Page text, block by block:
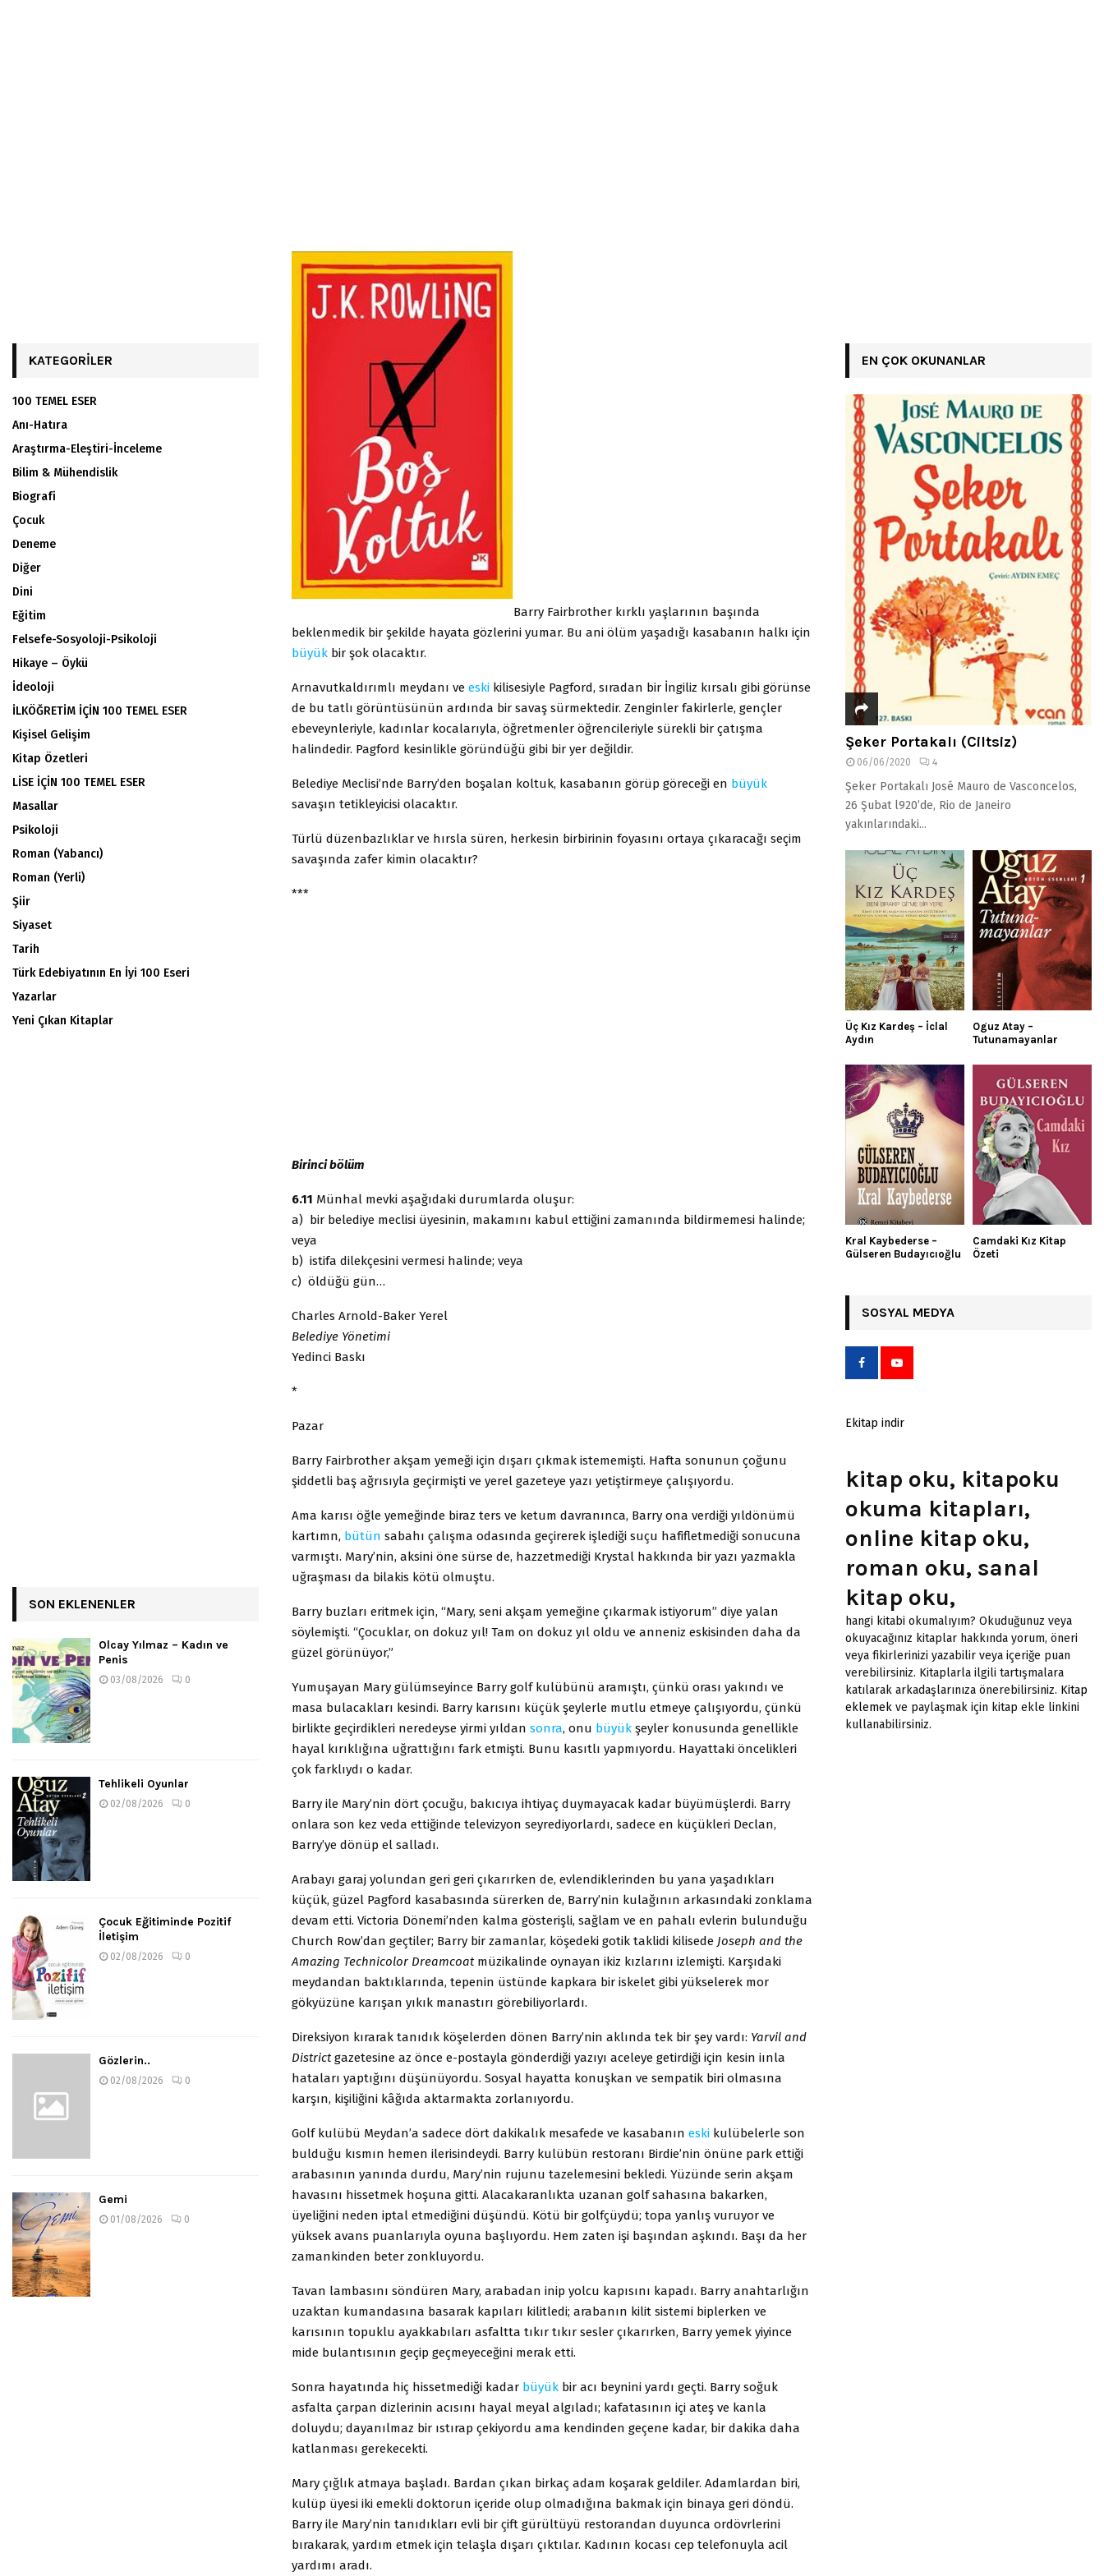
Barry Fairbrother kırklı yaşlarının başında
beklenmedik bir şekilde hayata gözlerini yumar. Bu ani ölüm yaşadığı kasabanın halkı için
büyük bir şok olacaktır.
Arnavutkaldırımlı meydanı ve eski kilisesiyle Pagford, sıradan bir İngiliz kırsalı gibi görünse
de bu tatlı görüntüsünün ardında bir savaş sürmektedir. Zenginler fakirlerle, gençler
ebeveynleriyle, kadınlar kocalarıyla, öğretmenler öğrencileriyle sürekli bir çatışma
halindedir. Pagford kesinlikle göründüğü gibi bir yer değildir.
Belediye Meclisi’nde Barry’den boşalan koltuk, kasabanın görüp göreceği en büyük
savaşın tetikleyicisi olacaktır.
Türlü düzenbazlıklar ve hırsla süren, herkesin birbirinin foyasını ortaya çıkaracağı seçim
savaşında zafer kimin olacaktır?
***
Birinci bölüm
6.11 Münhal mevki aşağıdaki durumlarda oluşur:
a) bir belediye meclisi üyesinin, makamını kabul ettiğini zamanında bildirmemesi halinde;
veya
b) istifa dilekçesini vermesi halinde; veya
c) öldüğü gün…
Charles Arnold-Baker Yerel
Belediye Yönetimi
Yedinci Baskı
*
Pazar
Barry Fairbrother akşam yemeği için dışarı çıkmak istememişti. Hafta sonunun çoğunu
şiddetli baş ağrısıyla geçirmişti ve yerel gazeteye yazı yetiştirmeye çalışıyordu.
Ama karısı öğle yemeğinde biraz ters ve ketum davranınca, Barry ona verdiği yıldönümü
kartımn, bütün sabahı çalışma odasında geçirerek işlediği suçu hafifletmediği sonucuna
varmıştı. Mary’nin, aksini öne sürse de, hazzetmediği Krystal hakkında bir yazı yazmakla
uğraşması da bilakis kötü olmuştu.
Barry buzları eritmek için, “Mary, seni akşam yemeğine çıkarmak istiyorum” diye yalan
söylemişti. “Çocuklar, on dokuz yıl! Tam on dokuz yıl oldu ve anneniz eskisinden daha da
güzel görünüyor,”
Yumuşayan Mary gülümseyince Barry golf kulübünü aramıştı, çünkü orası yakındı ve
masa bulacakları kesindi. Barry karısını küçük şeylerle mutlu etmeye çalışıyordu, çünkü
birlikte geçirdikleri neredeyse yirmi yıldan sonra, onu büyük şeyler konusunda genellikle
hayal kırıklığına uğrattığını fark etmişti. Bunu kasıtlı yapmıyordu. Hayattaki öncelikleri
çok farklıydı o kadar.
Barry ile Mary’nin dört çocuğu, bakıcıya ihtiyaç duymayacak kadar büyümüşlerdi. Barry
onlara son kez veda ettiğinde televizyon seyrediyorlardı, sadece en küçükleri Declan,
Barry’ye dönüp el salladı.
Arabayı garaj yolundan geri geri çıkarırken de, evlendiklerinden bu yana yaşadıkları
küçük, güzel Pagford kasabasında sürerken de, Barry’nin kulağının arkasındaki zonklama
devam etti. Victoria Dönemi’nden kalma gösterişli, sağlam ve en pahalı evlerin bulunduğu
Church Row’dan geçtiler; Barry bir zamanlar, köşedeki gotik taklidi kilisede Joseph and the
Amazing Technicolor Dreamcoatmüzikalinde oynayan ikiz kızlarını izlemişti. Karşıdaki
meydandan baktıklarında, tepenin üstünde kapkara bir iskelet gibi yükselerek mor
gökyüzüne karışan yıkık manastırı görebiliyorlardı.
Direksiyon kırarak tanıdık köşelerden dönen Barry’nin aklında tek bir şey vardı: Yarvil and
Districtgazetesine az önce e-postayla gönderdiği yazıyı aceleye getirdiği için kesin iınla
hataları yaptığını düşünüyordu. Sosyal hayatta konuşkan ve sempatik biri olmasına
karşın, kişiliğini kâğıda aktarmakta zorlanıyordu.
Golf kulübü Meydan’a sadece dört dakikalık mesafede ve kasabanın eski kulübelerle son
bulduğu kısmın hemen ilerisindeydi. Barry kulübün restoranı Birdie’nin önüne park ettiği
arabasının yanında durdu, Mary’nin rujunu tazelemesini bekledi. Yüzünde serin akşam
havasını hissetmek hoşuna gitti. Alacakaranlıkta uzanan golf sahasına bakarken,
üyeliğini neden iptal etmediğini düşündü. Kötü bir golfçüydü; topa yanlış vuruyor ve
yüksek avans puanlarıyla oyuna başlıyordu. Hem zaten işi başından aşkındı. Başı da her
zamankinden beter zonkluyordu.
Tavan lambasını söndüren Mary, arabadan inip yolcu kapısını kapadı. Barry anahtarlığın
uzaktan kumandasına basarak kapıları kilitledi; arabanın kilit sistemi biplerken ve
karısının topuklu ayakkabıları asfaltta tıkır tıkır sesler çıkarırken, Barry yemek yiyince
mide bulantısının geçip geçmeyeceğini merak etti.
Sonra hayatında hiç hissetmediği kadar büyük bir acı beynini yardı geçti. Barry soğuk
asfalta çarpan dizlerinin acısını hayal meyal algıladı; kafatasının içi ateş ve kanla
doluydu; dayanılmaz bir ıstırap çekiyordu ama kendinden geçene kadar, bir dakika daha
katlanması gerekecekti.
Mary çığlık atmaya başladı. Bardan çıkan birkaç adam koşarak geldiler. Adamlardan biri,
kulüp üyesi iki emekli doktorun içeride olup olmadığına bakmak için binaya geri döndü.
Barry ile Mary’nin tanıdıkları evli bir çift gürültüyü restorandan duyunca ordövrlerini
bırakarak, yardım etmek için telaşla dışarı çıktılar. Kadının kocası cep telefonuyla acil
yardımı aradı.
KATEGORILER
100 TEMEL ESER
Anı-Hatıra
Araştırma-Eleştiri-İnceleme
Bilim & Mühendislik
Biografi
Çocuk
Deneme
Diğer
Dini
Eğitim
Felsefe-Sosyoloji-Psikoloji
Hikaye – Öykü
İdeoloji
İLKÖĞRETİM İÇİN 100 TEMEL ESER
Kişisel Gelişim
Kitap Özetleri
LİSE İÇİN 100 TEMEL ESER
Masallar
Psikoloji
Roman (Yabancı)
Roman (Yerli)
Şiir
Siyaset
Tarih
Türk Edebiyatının En İyi 100 Eseri
Yazarlar
Yeni Çıkan Kitaplar
SON EKLENENLER
Olcay Yılmaz – Kadın ve
Penis
03/08/2026 0
Tehlikeli Oyunlar
02/08/2026 0
Çocuk Eğitiminde Pozitif
İletişim
02/08/2026 0
Gözlerin..
02/08/2026 0
Gemi
01/08/2026 0
EN ÇOK OKUNANLAR
Şeker Portakalı (Ciltsiz)
06/06/2020 4
Şeker Portakalı José Mauro de Vasconcelos,
26 Şubat l920’de, Rio de Janeiro
yakınlarındaki...
Üç Kız Kardeş – İclal
Aydın
Oguz Atay –
Tutunamayanlar
Kral Kaybederse –
Gülseren Budayıcıoğlu
Camdaki Kız Kitap
Özeti
SOSYAL MEDYA
Ekitap indir
kitap oku, kitapoku
okuma kitapları,
online kitap oku,
roman oku, sanal
kitap oku,
hangi kitabi okumalıyım? Okuduğunuz veya
okuyacağınız kitaplar hakkında yorum, öneri
veya fikirlerinizi yazabilir veya içeriğe puan
verebilirsiniz. Kitaplarla ilgili tartışmalara
katılarak arkadaşlarınıza önerebilirsiniz. Kitap
eklemek ve paylaşmak için kitap ekle linkini
kullanabilirsiniz.